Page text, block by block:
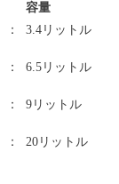
容量
：
：
：
：
3.4リットル
6.5リットル
9リットル
20リットル